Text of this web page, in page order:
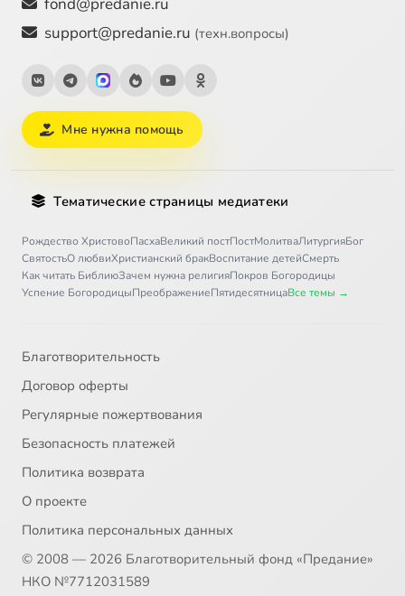
fond@predanie.ru
support@predanie.ru (техн.вопросы)
Мне нужна помощь
Тематические страницы медиатеки
Рождество ХристовоПасхаВеликий постПостМолитваЛитургияБог
СвятостьО любвиХристианский бракВоспитание детейСмерть
Как читать БиблиюЗачем нужна религияПокров Богородицы
Успение БогородицыПреображениеПятидесятницаВсе темы →
Благотворительность
Договор оферты
Регулярные пожертвования
Безопасность платежей
Политика возврата
О проекте
Политика персональных данных
© 2008 — 2026 Благотворительный фонд «Предание»
НКО №7712031589